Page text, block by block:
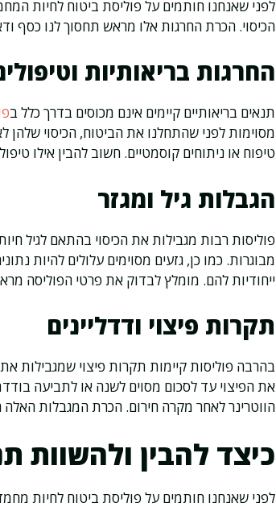
לפני שאנחנו חותמים על פוליסת ביטוח לחיות
הכיסוי. הכרת החרגות אלו מראש תחסוך לנו כסף
החרגות בריאותיות
תנאים בריאותיים קיימים אינם מכוסים בדרך כלל ב
מסוימות לפני שהתחלנו את הביטוח, הכיסוי שלהן
טיפוח או ניתוחים קוסמטיים. חשוב להבין אילו
הגבלות גיל ומגזר
פוליסות רבות מגבילות את הכיסוי בהתאם לגיל
מבוגרות. כמו כן, גזעים מסוימים עלולים להיות
ייחודיות להם. מומלץ לבדוק את פרטי הפוליסה
תקרות פיצוי ודדליינים
בהרבה פוליסות קיימות תקרות פיצוי שמגבילות
את הפיצוי עד לסכום מסוים לשנה או לתביעה
הווטרינר לאחר מקרה חירום. הכרת המגבלות
כיצד להבין ולהשוות
לפני שאנחנו חותמים על פוליסת ביטוח לחיות